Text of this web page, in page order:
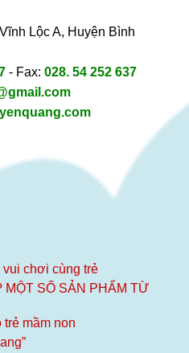
Lộc A, Huyện Bình
- Fax: 028. 54 252 637
chơi cùng trẻ
MỘT SỐ SẢN PHẨM TỪ
mầm non